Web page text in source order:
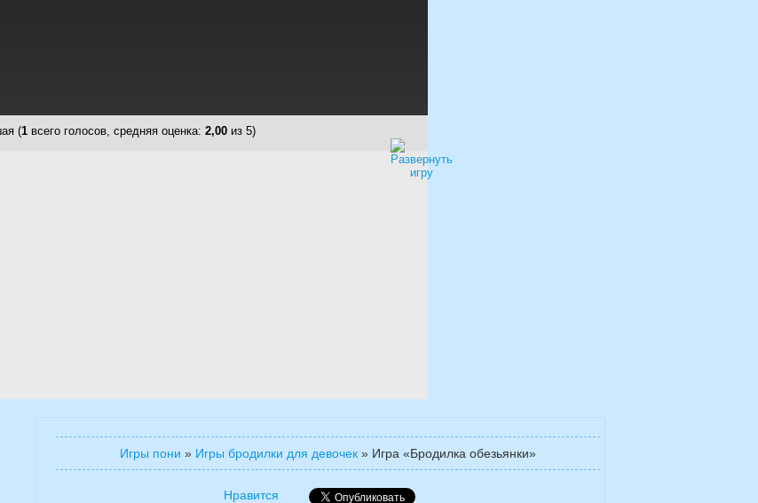
(1 всего голосов, средняя оценка: 2,00 из 5)
Игры пони » Игры бродилки для девочек » Игра «Бродилка обезьянки»
Нравится